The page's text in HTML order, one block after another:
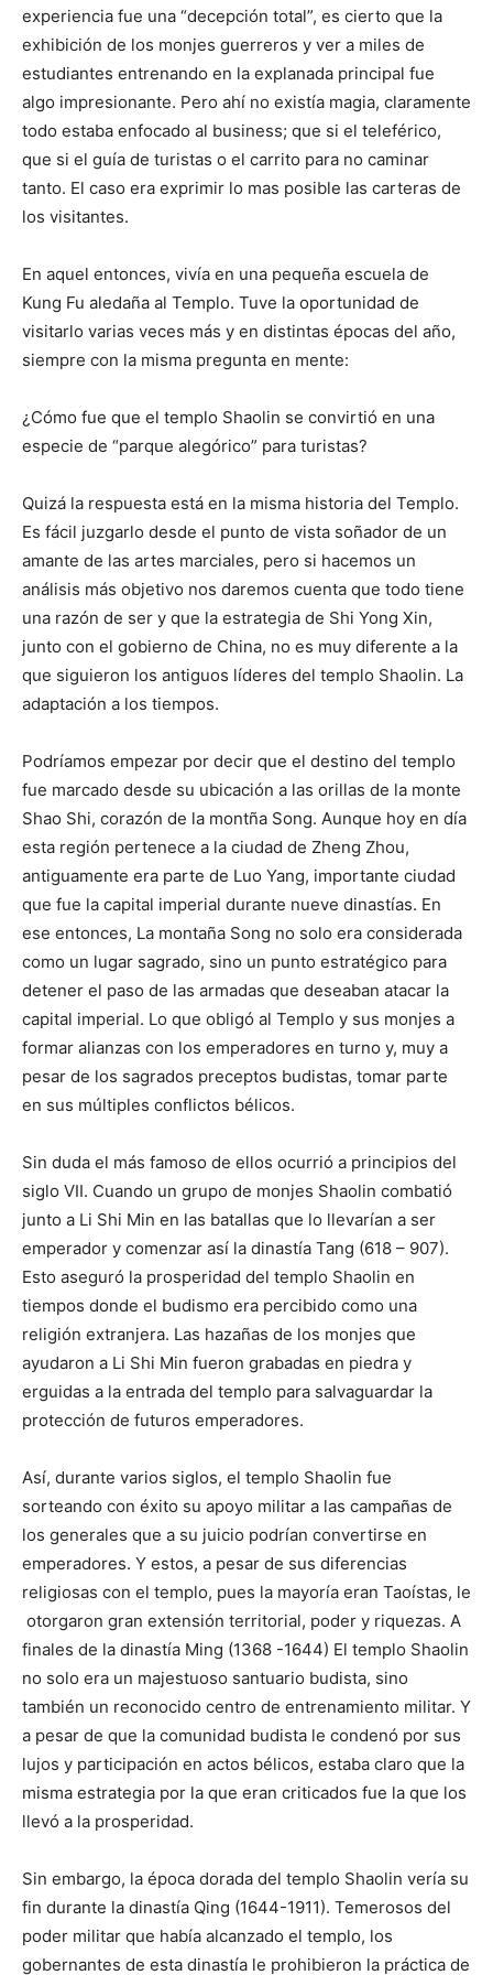
experiencia fue una “decepción total”, es cierto que la
exhibición de los monjes guerreros y ver a miles de
estudiantes entrenando en la explanada principal fue
algo impresionante. Pero ahí no existía magia, claramente
todo estaba enfocado al business; que si el teleférico,
que si el guía de turistas o el carrito para no caminar
tanto. El caso era exprimir lo mas posible las carteras de
los visitantes.
En aquel entonces, vivía en una pequeña escuela de
Kung Fu aledaña al Templo. Tuve la oportunidad de
visitarlo varias veces más y en distintas épocas del año,
siempre con la misma pregunta en mente:
¿Cómo fue que el templo Shaolin se convirtió en una
especie de “parque alegórico” para turistas?
Quizá la respuesta está en la misma historia del Templo.
Es fácil juzgarlo desde el punto de vista soñador de un
amante de las artes marciales, pero si hacemos un
análisis más objetivo nos daremos cuenta que todo tiene
una razón de ser y que la estrategia de Shi Yong Xin,
junto con el gobierno de China, no es muy diferente a la
que siguieron los antiguos líderes del templo Shaolin. La
adaptación a los tiempos.
Podríamos empezar por decir que el destino del templo
fue marcado desde su ubicación a las orillas de la monte
Shao Shi, corazón de la montña Song. Aunque hoy en día
esta región pertenece a la ciudad de Zheng Zhou,
antiguamente era parte de Luo Yang, importante ciudad
que fue la capital imperial durante nueve dinastías. En
ese entonces, La montaña Song no solo era considerada
como un lugar sagrado, sino un punto estratégico para
detener el paso de las armadas que deseaban atacar la
capital imperial. Lo que obligó al Templo y sus monjes a
formar alianzas con los emperadores en turno y, muy a
pesar de los sagrados preceptos budistas, tomar parte
en sus múltiples conflictos bélicos.
Sin duda el más famoso de ellos ocurrió a principios del
siglo VII. Cuando un grupo de monjes Shaolin combatió
junto a Li Shi Min en las batallas que lo llevarían a ser
emperador y comenzar así la dinastía Tang (618 – 907).
Esto aseguró la prosperidad del templo Shaolin en
tiempos donde el budismo era percibido como una
religión extranjera. Las hazañas de los monjes que
ayudaron a Li Shi Min fueron grabadas en piedra y
erguidas a la entrada del templo para salvaguardar la
protección de futuros emperadores.
Así, durante varios siglos, el templo Shaolin fue
sorteando con éxito su apoyo militar a las campañas de
los generales que a su juicio podrían convertirse en
emperadores. Y estos, a pesar de sus diferencias
religiosas con el templo, pues la mayoría eran Taoístas, le
otorgaron gran extensión territorial, poder y riquezas. A
finales de la dinastía Ming (1368 -1644) El templo Shaolin
no solo era un majestuoso santuario budista, sino
también un reconocido centro de entrenamiento militar. Y
a pesar de que la comunidad budista le condenó por sus
lujos y participación en actos bélicos, estaba claro que la
misma estrategia por la que eran criticados fue la que los
llevó a la prosperidad.
Sin embargo, la época dorada del templo Shaolin vería su
fin durante la dinastía Qing (1644-1911). Temerosos del
poder militar que había alcanzado el templo, los
gobernantes de esta dinastía le prohibieron la práctica de